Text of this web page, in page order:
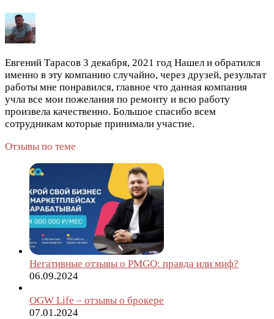
Евгений Тарасов 3 декабря, 2021 год Нашел и обратился
именно в эту компанию случайно, через друзей, результат
работы мне понравился, главное что данная компания
учла все мои пожелания по ремонту и всю работу
произвела качественно. Большое спасибо всем
сотрудникам которые принимали участие.
Отзывы по теме
Негативные отзывы о PMGO: правда или миф?
06.09.2024
OGW Life – отзывы о брокере
07.01.2024